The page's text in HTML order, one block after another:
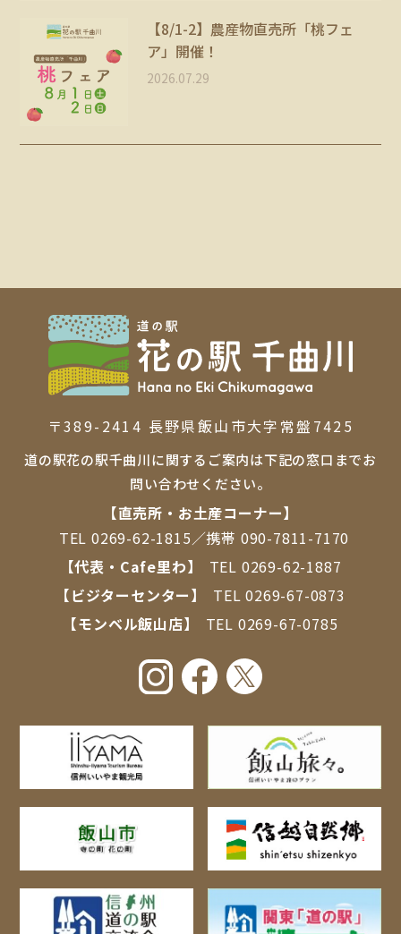
【8/1-2】農産物直売所「桃フェ
ア」開催！
2026.07.29
〒389-2414 ⻑野県飯⼭市⼤字常盤7425
道の駅花の駅千曲川に関するご案内は下記の窓口までお
問い合わせください。
【直売所・お⼟産コーナー】
TEL 0269-62-1815／携帯 090-7811-7170
【代表・Cafe里わ】
TEL 0269-62-1887
【ビジターセンター】
TEL0269-67-0873
【モンベル飯山店】
TEL 0269-67-0785